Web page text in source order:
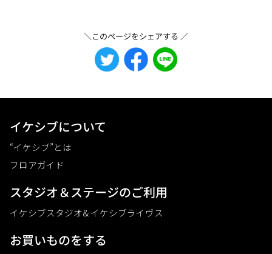
＼このページをシェアする ／
イケシブについて
“イケシブ”とは
フロアガイド
スタジオ＆ステージのご利⽤
イケシブスタジオ& イケシブライヴス
お買いものをする